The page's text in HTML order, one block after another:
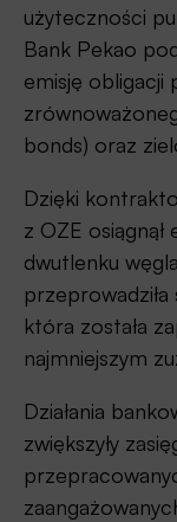
użyteczności
Bank Pekao
emisję obligacji
bonds) oraz
Dzięki
z OZE osiągnął
dwutlenku
która została
najmniejszym
Działania
zwiększyły